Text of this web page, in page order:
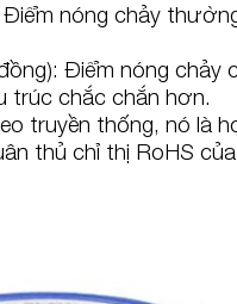
Điểm nóng chảy
Điểm nóng
trúc chắc chắn hơn.
truyền thống, nó là
thủ chỉ thị RoHS